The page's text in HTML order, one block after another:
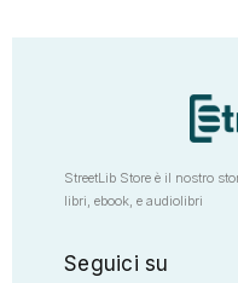
StreetLib Store è il nostro
libri, ebook, e audiolibri
Seguici su